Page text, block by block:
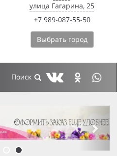
улица Гагарина, 25
+7 989-087-55-50
Выбрать город